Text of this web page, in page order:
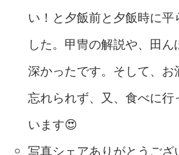
い！と夕飯前と夕飯時に平
した。甲冑の解説や、田
深かったです。そして、お
忘れられず、又、食べに行
います😍
写真シェアありがとうござ